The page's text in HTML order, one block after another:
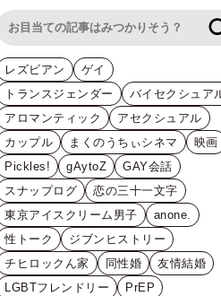
レズビアン
ゲイ
トランスジェンダー
バイセクシュア
アロマンティック
アセクシュアル
カップル
まくのうちぃシネマ
映画
Pickles!
gAytoZ
GAY会話
スナップログ
恋の三十一文字
東京アイスクリーム男子
anone.
性トーク
ジブンヒストリー
チヒロックん家
同性婚
友情結婚
LGBTフレンドリー
PrEP